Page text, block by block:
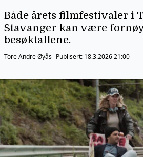
Både årets filmfestivaler i
Stavanger kan være
besøktallene.
Tore Andre Øyås Publisert: 18.3.2026 21:00